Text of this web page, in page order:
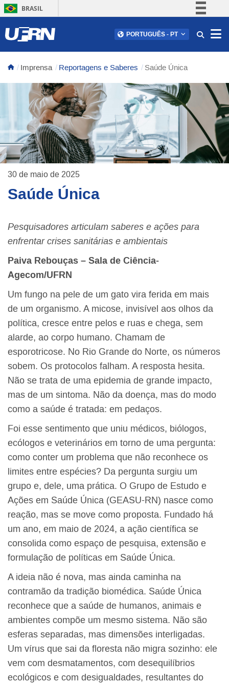
BRASIL
Comunica BR
Acesso à informação
Legislação
Canais
PORTUGUÊS - PT
Imprensa Reportagens e Saberes Saúde Única
30 de maio de 2025
Saúde Única
Pesquisadores articulam saberes e ações para
enfrentar crises sanitárias e ambientais
Paiva Rebouças – Sala de Ciência-
Agecom/UFRN
Um fungo na pele de um gato vira ferida em mais
de um organismo. A micose, invisível aos olhos da
política, cresce entre pelos e ruas e chega, sem
alarde, ao corpo humano. Chamam de
esporotricose. No Rio Grande do Norte, os números
sobem. Os protocolos falham. A resposta hesita.
Não se trata de uma epidemia de grande impacto,
mas de um sintoma. Não da doença, mas do modo
como a saúde é tratada: em pedaços.
Foi esse sentimento que uniu médicos, biólogos,
ecólogos e veterinários em torno de uma pergunta:
como conter um problema que não reconhece os
limites entre espécies? Da pergunta surgiu um
grupo e, dele, uma prática. O Grupo de Estudo e
Ações em Saúde Única (GEASU-RN) nasce como
reação, mas se move como proposta. Fundado há
um ano, em maio de 2024, a ação científica se
consolida como espaço de pesquisa, extensão e
formulação de políticas em Saúde Única.
A ideia não é nova, mas ainda caminha na
contramão da tradição biomédica. Saúde Única
reconhece que a saúde de humanos, animais e
ambientes compõe um mesmo sistema. Não são
esferas separadas, mas dimensões interligadas.
Um vírus que sai da floresta não migra sozinho: ele
vem com desmatamentos, com desequilíbrios
ecológicos e com desigualdades, resultantes do